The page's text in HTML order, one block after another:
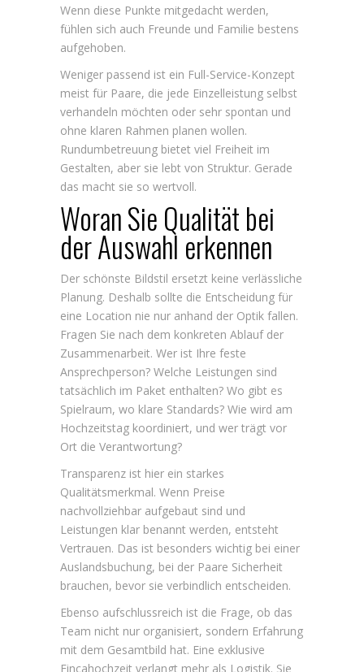
Wenn diese Punkte mitgedacht werden,
fühlen sich auch Freunde und Familie bestens
aufgehoben.
Weniger passend ist ein Full-Service-Konzept
meist für Paare, die jede Einzelleistung selbst
verhandeln möchten oder sehr spontan und
ohne klaren Rahmen planen wollen.
Rundumbetreuung bietet viel Freiheit im
Gestalten, aber sie lebt von Struktur. Gerade
das macht sie so wertvoll.
Woran Sie Qualität bei
der Auswahl erkennen
Der schönste Bildstil ersetzt keine verlässliche
Planung. Deshalb sollte die Entscheidung für
eine Location nie nur anhand der Optik fallen.
Fragen Sie nach dem konkreten Ablauf der
Zusammenarbeit. Wer ist Ihre feste
Ansprechperson? Welche Leistungen sind
tatsächlich im Paket enthalten? Wo gibt es
Spielraum, wo klare Standards? Wie wird am
Hochzeitstag koordiniert, und wer trägt vor
Ort die Verantwortung?
Transparenz ist hier ein starkes
Qualitätsmerkmal. Wenn Preise
nachvollziehbar aufgebaut sind und
Leistungen klar benannt werden, entsteht
Vertrauen. Das ist besonders wichtig bei einer
Auslandsbuchung, bei der Paare Sicherheit
brauchen, bevor sie verbindlich entscheiden.
Ebenso aufschlussreich ist die Frage, ob das
Team nicht nur organisiert, sondern Erfahrung
mit dem Gesamtbild hat. Eine exklusive
Fincahochzeit verlangt mehr als Logistik. Sie